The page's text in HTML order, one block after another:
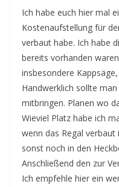
Ich habe euch hier mal
Kostenaufstellung für
verbaut habe. Ich habe
bereits vorhanden
insbesondere
Handwerklich sollte
mitbringen. Planen wo
Wieviel Platz habe ich
wenn das Regal verbaut
sonst noch in den
Anschließend den zur
Ich empfehle hier ein